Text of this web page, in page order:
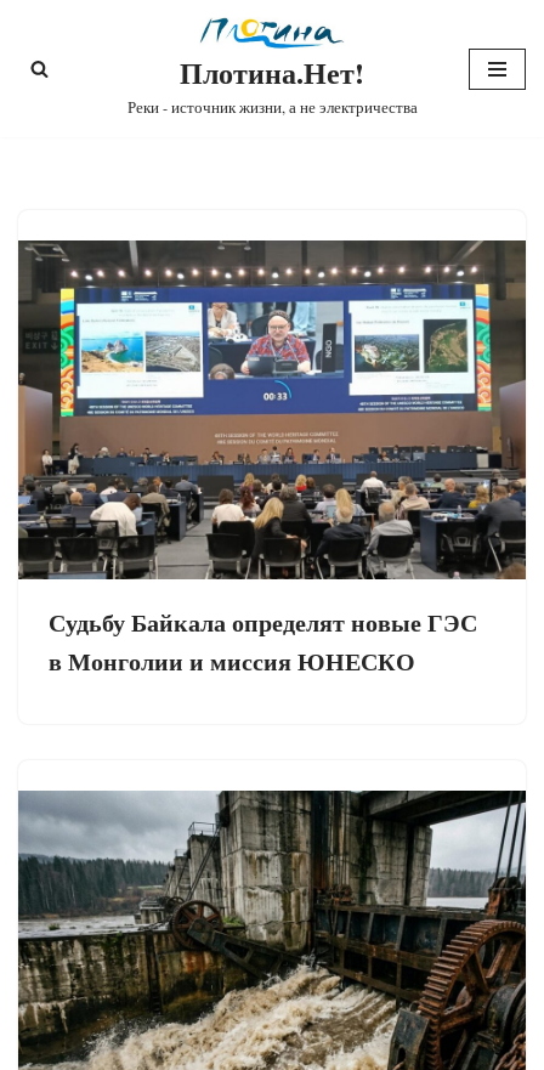
Перейти
Плотина.Нет!
Реки - источник жизни, а не электричества
Судьбу Байкала определят новые ГЭС
в Монголии и миссия ЮНЕСКО